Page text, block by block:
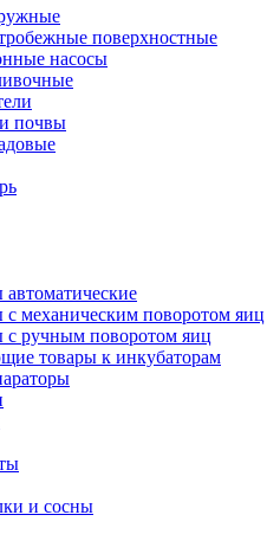
поверхностные
насосы
почвы
механическим поворотом яиц
с ручным поворотом яиц
товары к инкубаторам
и сосны